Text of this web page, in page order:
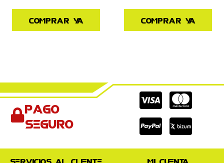
Comprar ya Comprar ya
Pago
seguro
Cc-
visa
Cc-
Cc-
paypal